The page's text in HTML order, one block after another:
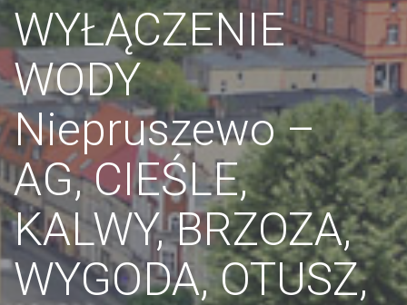
WYŁĄCZENIE
WODY
Niepruszewo –
AG, CIEŚLE,
KALWY, BRZOZA,
WYGODA, OTUSZ,